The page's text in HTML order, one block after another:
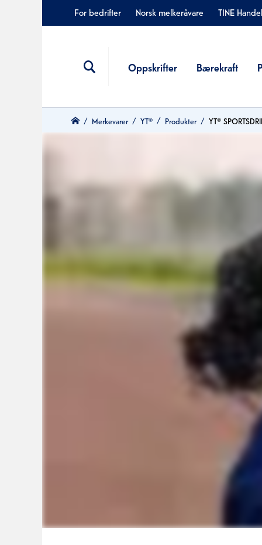
For bedrifter Norsk melkeråvare TINE
Oppskrifter Bærekraft
Merkevarer YT® Produkter YT®